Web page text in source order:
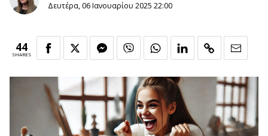
Δευτέρα, 06 Ιανουαρίου 2025 22:00
44
SHARES